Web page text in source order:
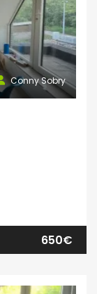
Conny Sobry
650€